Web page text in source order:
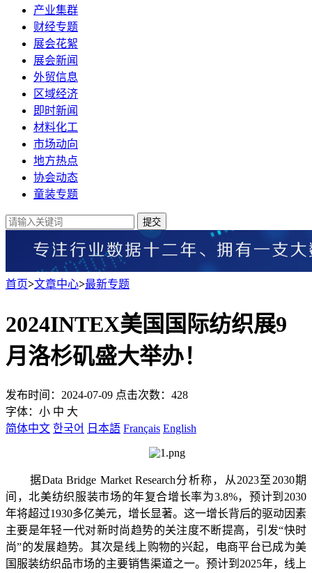
产业集群
财经专题
展会花絮
展会新闻
外贸信息
区域经济
即时新闻
材料化工
市场动向
地方热点
协会动态
童装专题
提交
首页>文章中心>最新专题
2024INTEX美国国际纺织展9
月洛杉矶盛大举办！
发布时间：2024-07-09 点击次数：428
字体： 小 中 大
简体中文 한국어 日本語 Français English
据Data Bridge Market Research分析称，从2023至2030期
间，北美纺织服装市场的年复合增长率为3.8%，预计到2030
年将超过1930多亿美元，增长显著。这一增长背后的驱动因素
主要是年轻一代对新时尚趋势的关注度不断提高，引发“快时
尚”的发展趋势。其次是线上购物的兴起，电商平台已成为美
国服装纺织品市场的主要销售渠道之一。预计到2025年，线上